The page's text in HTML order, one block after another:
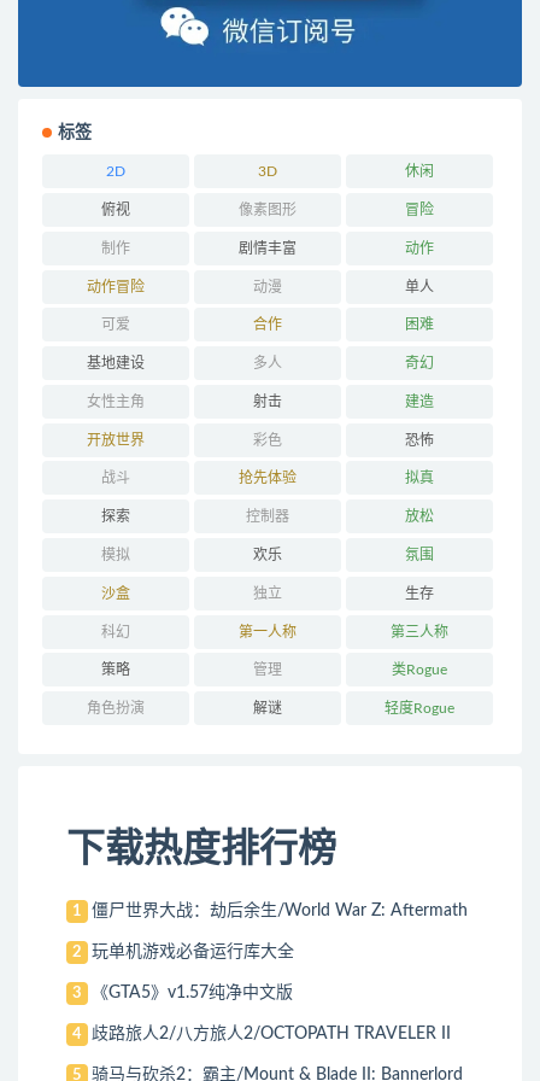
标签
2D 3D 休闲
俯视 像素图形 冒险
制作 剧情丰富 动作
动作冒险 动漫 单人
可爱 合作 困难
基地建设 多人 奇幻
女性主角 射击 建造
开放世界 彩色 恐怖
战斗 抢先体验 拟真
探索 控制器 放松
模拟 欢乐 氛围
沙盒 独立 生存
科幻 第一人称 第三人称
策略 管理 类Rogue
角色扮演 解谜 轻度Rogue
下载热度排行榜
1 僵尸世界大战：劫后余生/World War Z: Aftermath
2 玩单机游戏必备运行库大全
3 《GTA5》v1.57纯净中文版
4 歧路旅人2/八方旅人2/OCTOPATH TRAVELER II
5 骑马与砍杀2：霸主/Mount & Blade II: Bannerlord